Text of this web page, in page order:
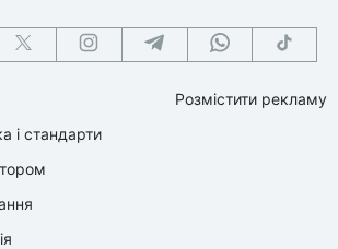
і стандарти
Розмістити рекламу